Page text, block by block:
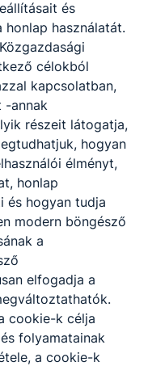
lehetősége
sikeres
pályakezdési
legalább 60%-
eredmény
támogatás
tudatosan
és
használatát.
célokból
kapcsolatban,
-annak
részeit látogatja,
hogyan
élményt,
honlap
és hogyan tudja
modern böngésző
a
elfogadja a
cookie-k célja
folyamatainak
a cookie-k